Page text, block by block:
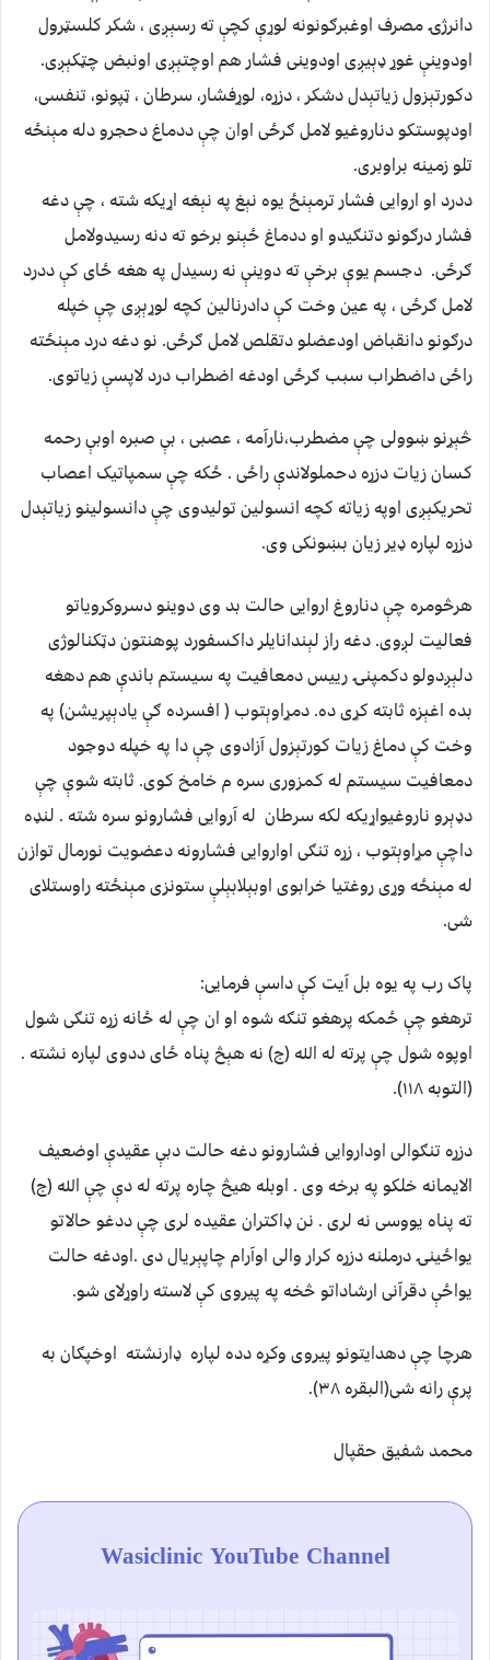
دانرژۍ مصرف اوغبرګونونه لوړې کچې ته رسېږی ، شکر کلسټرول
اودوینې غوړ ډېیږی اودوینی فشار هم اوچتېږی اونبض چټکېږی.
دکورتېزول زیاتېدل دشکر ، دزړه، لوړفشار، سرطان ، ټپونو، تنفسی،
اودپوستکو دناروغیو لامل ګرځی اوان چې ددماغ دحجرو دله مېنځه
تلو زمینه براوبری.
ددرد او اروایی فشار ترمېنځ یوه نېغ په نېغه اړيکه شته ، چې دغه
فشار درګونو دتنګیدو او ددماغ ځېنو برخو ته دنه رسیدولامل
ګرځی. دجسم یوې برخې ته دوینې نه رسیدل په هغه ځای کې ددرد
لامل ګرځی ، په عین وخت کې دادرنالین کچه لوړېږی چې خپله
درګونو دانقباض اودعضلو دتقلص لامل ګرځی. نو دغه درد مېنځته
راځی داضطراب سبب ګرځی اودغه اضطراب درد لاپسې زیاتوی.
څېړنو ښوولی چې مضطرب،نارآمه ، عصبی ، بې صبره اوبې رحمه
کسان زیات دزړه دحملولاندې راځی . ځکه چې سمپاتیک اعصاب
تحریکېږی اوپه زیاته کچه انسولین تولیدوی چې دانسولینو زیاتېدل
دزړه لپاره ډیر زیان بښونکی وی.
هرڅومره چې دناروغ اروایی حالت بد وی دوینو دسروکرویاتو
فعالیت لږوی. دغه راز لېندانایلر داکسفورد پوهنتون دټکنالوژی
دلېږدولو دکمپنۍ رییس دمعافیت په سیستم باندې هم دهغه
بده اغېزه ثابته کړی ده. دمړاوېتوب ( افسرده ګې یادېپریشن) په
وخت کې دماغ زیات کورتېزول آزادوی چې دا په خپله دوجود
دمعافیت سیستم له کمزوری سره م خامخ کوی. ثابته شوې چې
دډېرو ناروغیواړیکه لکه سرطان له آروایی فشارونو سره شته . لنډه
داچې مړاوېتوب ، زړه تنګی اواروایی فشارونه دعضویت نورمال توازن
له مېنځه وړی روغتیا خرابوی اوبېلابېلې ستونزی مېنځته راوستلای
شی.
پاک رب په یوه بل آیت کې داسې فرمایی:
ترهغو چې ځمکه پرهغو تنګه شوه او ان چې له ځانه زړه تنګی شول
اوپوه شول چې پرته له الله (ج) نه هېڅ پناه ځای ددوی لپاره نشته .
(التوبه ۱۱۸).
دزړه تنګوالی اوداروایی فشارونو دغه حالت دبې عقیدې اوضعیف
الایمانه خلکو په برخه وی . اوبله هیڅ چاره پرته له دې چې الله (ج)
ته پناه یووسی نه لری . نن ډاکتران عقیده لری چې ددغو حالاتو
یواځینۍ درملنه دزړه کرار والی اوآرام چاپېریال دی .اودغه حالت
یواځې دقرآنی ارشاداتو څخه په پیروی کې لاسته راوړلای شو.
هرچا چې دهدایتونو پیروی وکړه دده لپاره ډارنشته اوخپګان به
پرې رانه شی(البقره ۳۸).
محمد شفیق حقپال
Wasiclinic YouTube Channel